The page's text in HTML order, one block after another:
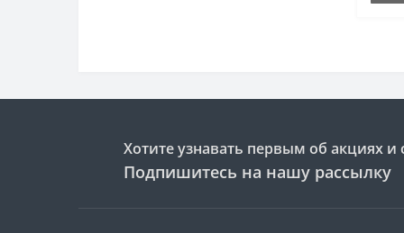
Хотите узнавать первым об акциях и
Подпишитесь на нашу рассылку